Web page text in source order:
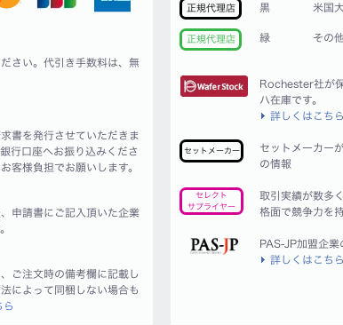
さい。代引き手数料は、無
書を発行させていただきま
行口座へお振り込みくださ
客様負担でお願いします。
申請書にご記入頂いた企業
ご注文時の備考欄に記載し
によって同梱しない場合も
ら
正規代理店
正規代理店
黒 米国
緑 その
Rochester社が
ハ在庫です。
詳しくはこちら
セットメーカー
セットメーカー
の情報
セレクト
サプライヤー
取引実績が数多
格面で競争力を
PAS-JP加盟企業
詳しくはこちら